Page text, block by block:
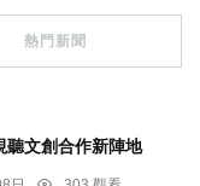
熱門新聞
聽文創合作新陣地